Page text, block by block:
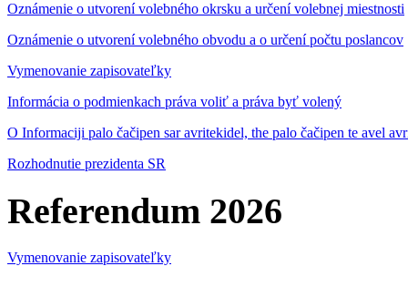
Oznámenie o utvorení volebného okrsku a určení volebnej miestnosti
Oznámenie o utvorení volebného obvodu a o určení počtu poslancov
Vymenovanie zapisovateľky
Informácia o podmienkach práva voliť a práva byť volený
O Informaciji palo čačipen sar avritekidel, the palo čačipen te avel
Rozhodnutie prezidenta SR
Referendum 2026
Vymenovanie zapisovateľky